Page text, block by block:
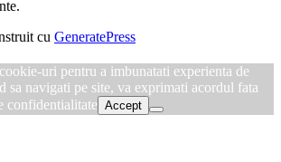
cu GeneratePress
uri pentru a imbunatati experienta de
sa navigati pe site, va exprimati acordul fata
confidentialitate Accept